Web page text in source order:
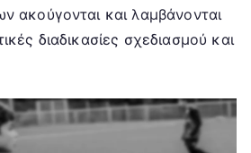
ακούγονται και λαμβάνονται
διαδικασίες σχεδιασμού και